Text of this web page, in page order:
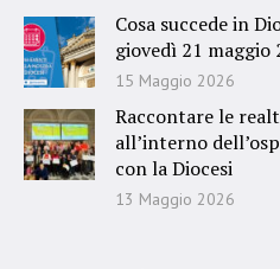
Cosa succede in
giovedì 21 maggio
15 Maggio 2026
Raccontare le
all’interno
con la Diocesi
13 Maggio 2026